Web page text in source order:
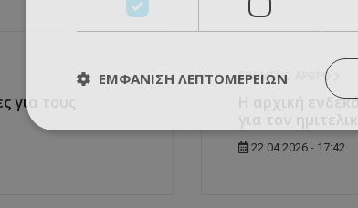
για τους
ΕΠΌΜΕΝΟ ΆΡΘΡΟ
Η αρχική
22.04.2026 - 17:42
ΕΜΦΆΝΙΣΗ ΛΕΠΤΟΜΕΡΕΙΏΝ